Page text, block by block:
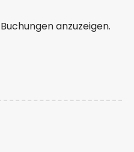
anzuzeigen.